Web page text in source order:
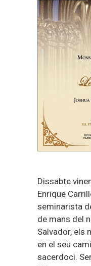
Dissabte
Enrique
seminarista
de mans del
Salvador, els
en el seu
sacerdoci.